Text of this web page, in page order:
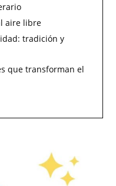
aire libre
tradición y
que transforman el